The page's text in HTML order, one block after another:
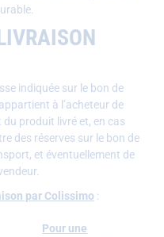
indiquée sur le bon de
à l’acheteur de
du produit livré et, en cas
des réserves sur le bon de
et éventuellement de
par Colissimo :
Pour une